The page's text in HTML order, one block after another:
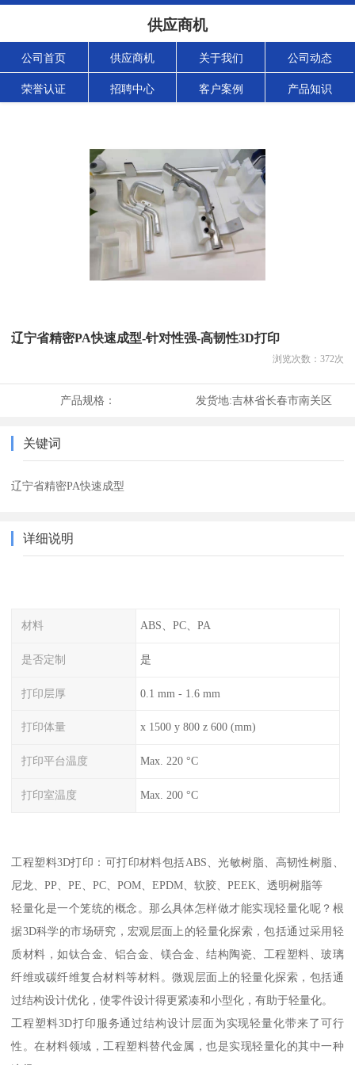
供应商机
公司首页 供应商机 关于我们 公司动态
荣誉认证 招聘中心 客户案例 产品知识
辽宁省精密PA快速成型-针对性强-高韧性3D打印
浏览次数： 372次
产品规格： 发货地:吉林省长春市南关区
关键词
辽宁省精密PA快速成型
详细说明
材料 ABS、PC、PA
是否定制 是
打印层厚 0.1 mm - 1.6 mm
打印体量 x 1500 y 800 z 600 (mm)
打印平台温度 Max. 220 °C
打印室温度 Max. 200 °C
工程塑料3D打印：可打印材料包括ABS、光敏树脂、高韧性树脂、
尼龙、PP、PE、PC、POM、EPDM、软胶、PEEK、透明树脂等
轻量化是一个笼统的概念。那么具体怎样做才能实现轻量化呢？根
据3D科学的市场研究，宏观层面上的轻量化探索，包括通过采用轻
质材料，如钛合金、铝合金、镁合金、结构陶瓷、工程塑料、玻璃
纤维或碳纤维复合材料等材料。微观层面上的轻量化探索，包括通
过结构设计优化，使零件设计得更紧凑和小型化，有助于轻量化。
工程塑料3D打印服务通过结构设计层面为实现轻量化带来了可行
性。在材料领域，工程塑料替代金属，也是实现轻量化的其中一种